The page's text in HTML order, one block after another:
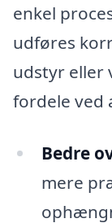
enkel
udføres
udstyr eller
fordele ved
Bedre
mere